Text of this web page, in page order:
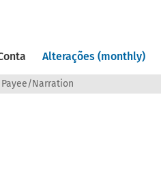
Alterações (monthly)
Payee/Narration